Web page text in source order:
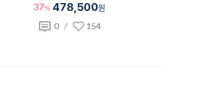
37% 478,500원
0/ 154